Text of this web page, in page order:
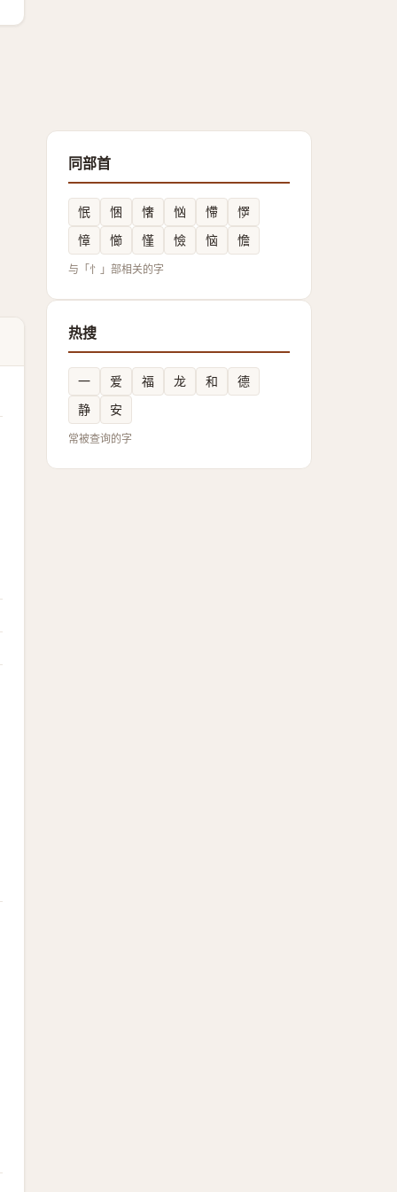
同部首
怋 悃 㦋 忷 㦅
㦍
慞
㦢 慬 憸 恼 憺
与「忄」部相关的字
热搜
一 爱 福 龙 和
德
静
安
常被查询的字